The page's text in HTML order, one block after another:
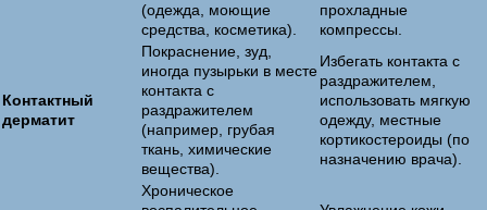
(одежда, моющие
средства, косметика).
прохладные
компрессы.
Контактный
дерматит
Покраснение, зуд,
иногда пузырьки в месте
контакта с
раздражителем
(например, грубая
ткань, химические
вещества).
Избегать контакта с
раздражителем,
использовать мягкую
одежду, местные
кортикостероиды (по
назначению врача).
Хроническое